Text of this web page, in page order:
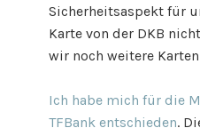
Sicherheitsaspekt für
Karte von der DKB
wir noch weitere
Ich habe mich für die
TFBank entschieden.